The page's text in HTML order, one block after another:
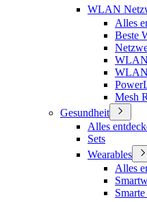
WLAN
Alles
Beste
WLAN
Mesh
Gesundheit
Alles
Sets
Wearables
Alles